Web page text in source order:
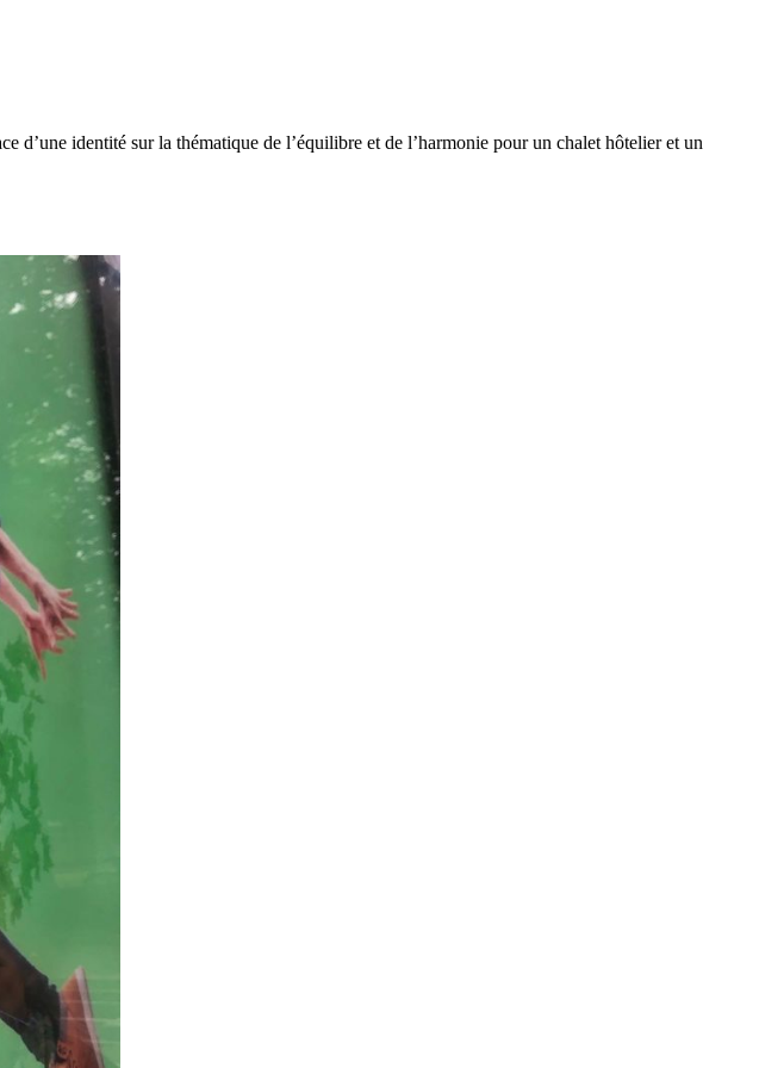
d’une identité sur la thématique de l’équilibre et de l’harmonie pour un chalet hôtelier et un